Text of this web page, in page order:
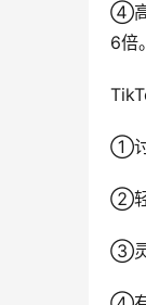
④高
6倍。
①讨
②轻
③灵